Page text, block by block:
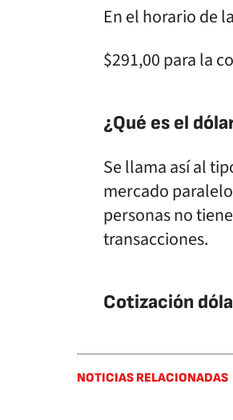
En el horario de
$291,00 para la
¿Qué es el
Se llama así al
mercado
personas no
transacciones.
Cotización
NOTICIAS RELACIONADAS